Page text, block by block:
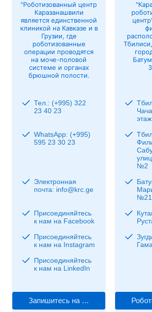
"Роботизованный центр
Каразанашвили
является единственной
клиникой на Кавказе и в
Грузии, где
роботизованные
операции проводятся
на моче-половой
системе и органах
брюшной полости.
Тел.: (+995) 322
23 40 23
WhatsApp: (+995)
595 23 30 23
Электронная
почта: info@krc.ge
Присоединяйтесь
к нам на Facebook
Присоединяйтесь
к нам на Instagram
Присоединяйтесь
к нам на LinkedIn
Запишитесь на прием к врачу
этаж
№2
№21